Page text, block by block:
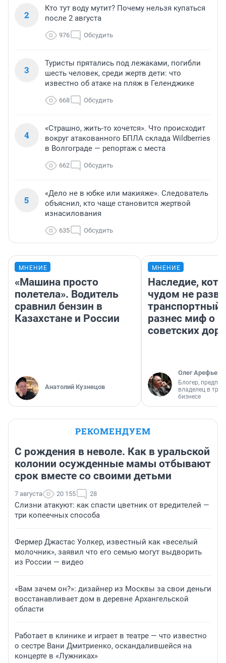
2
Кто тут воду мутит? Почему нельзя купаться
после 2 августа
976 Обсудить
3
Туристы прятались под лежаками, погибли
шесть человек, среди жертв дети: что
известно об атаке на пляж в Геленджике
668 Обсудить
4
«Страшно, жить-то хочется». Что происходит
вокруг атакованного БПЛА склада Wildberries
в Волгограде — репортаж с места
662 Обсудить
5
«Дело не в юбке или макияже». Следователь
объяснил, кто чаще становится жертвой
изнасилования
635 Обсудить
МНЕНИЕ
«Машина просто
полетела». Водитель
сравнил бензин в
Казахстане и России
Анатолий Кузнецов
МНЕНИЕ
Наследие,
чудом не
транспортный
разнес миф о
советских
Олег Арефьев
Блогер,
владелец в
бизнесе
РЕКОМЕНДУЕМ
С рождения в неволе. Как в уральской
колонии осужденные мамы отбывают
срок вместе со своими детьми
7 августа 20 155 28
Слизни атакуют: как спасти цветник от вредителей —
три копеечных способа
Фермер Джастас Уолкер, известный как «веселый
молочник», заявил что его семью могут выдворить
из России — видео
«Вам зачем он?»: дизайнер из Москвы за свои деньги
восстанавливает дом в деревне Архангельской
области
Работает в клинике и играет в театре — что известно
о сестре Вани Дмитриенко, оскандалившейся на
концерте в «Лужниках»